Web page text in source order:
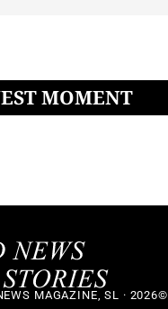
MOMENT
MAGAZINE, SL · 2026©